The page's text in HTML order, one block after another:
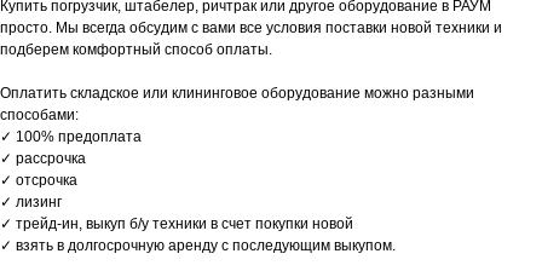
Купить погрузчик, штабелер, ричтрак или другое оборудование в РАУМ
просто. Мы всегда обсудим с вами все условия поставки новой техники и
подберем комфортный способ оплаты.
Оплатить складское или клининговое оборудование можно разными
способами:
✓ 100% предоплата
✓ рассрочка
✓ отсрочка
✓ лизинг
✓ трейд-ин, выкуп б/у техники в счет покупки новой
✓ взять в долгосрочную аренду с последующим выкупом.